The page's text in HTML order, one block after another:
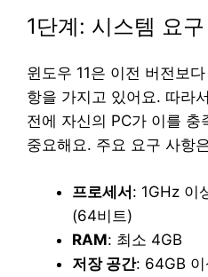
1단계: 시스템 요
윈도우 11은 이전 버전보
항을 가지고 있어요. 따라
전에 자신의 PC가 이를 충
중요해요. 주요 요구 사항
프로세서: 1GHz 이
(64비트)
RAM: 최소 4GB
저장 공간: 64GB